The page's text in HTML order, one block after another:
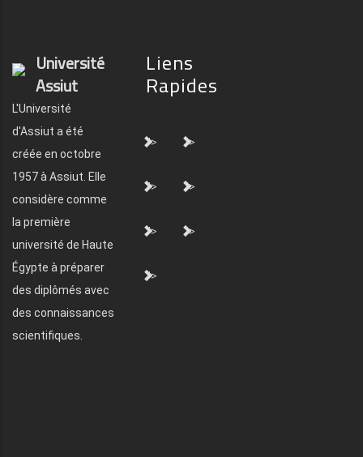
Université
Assiut
L'Université
d'Assiut a été
créée en octobre
1957 à Assiut. Elle
considère comme
la première
université de Haute
Égypte à préparer
des diplômés avec
des connaissances
scientifiques.
Liens
Rapides
"> ">
"> ">
"> ">
">